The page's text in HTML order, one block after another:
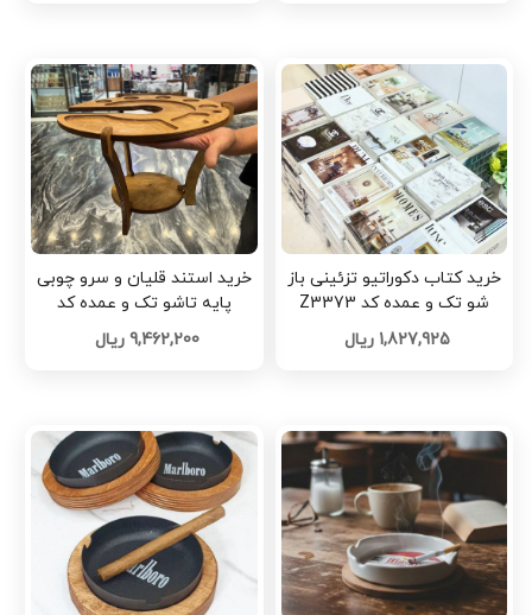
خرید کتاب دکوراتیو تزئینی باز
شو تک و عمده کد Z3373
1,827,925 ریال
خرید استند قلیان و سرو چوبی
پایه تاشو تک و عمده کد
Z3313
9,462,200 ریال